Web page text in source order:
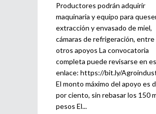
Productores podrán adquirir
maquinaria y equipo para
extracción y envasado de miel,
cámaras de refrigeración, entre
otros apoyos La convocatoria
completa puede revisarse en
enlace: https://bit.ly/
El monto máximo del apoyo es
por ciento, sin rebasar los 150
pesos El